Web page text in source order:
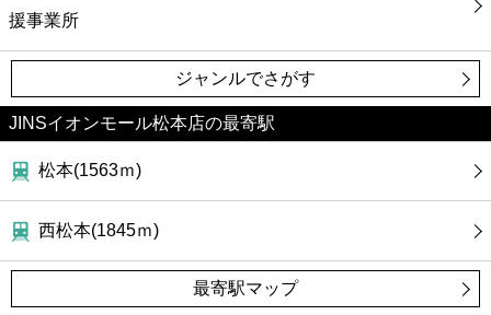
援事業所
ジャンルでさがす
JINSイオンモール松本店の最寄駅
松本(1563ｍ)
西松本(1845ｍ)
最寄駅マップ